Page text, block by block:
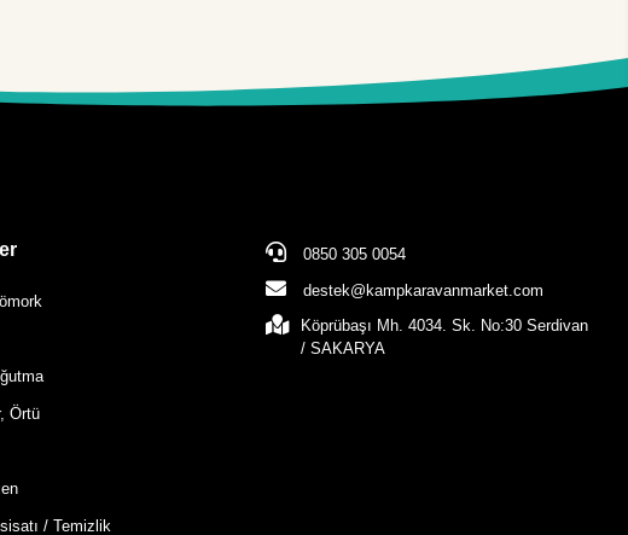
Örtü
/ Temizlik
0850 305 0054
destek@kampkaravanmarket.com
Köprübaşı Mh. 4034. Sk. No:30 Serdivan
/ SAKARYA